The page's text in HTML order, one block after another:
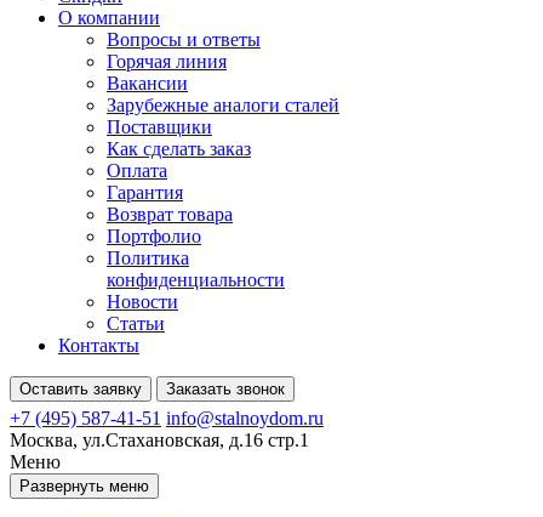
О компании
Вопросы и ответы
Горячая линия
Вакансии
Зарубежные аналоги сталей
Поставщики
Как сделать заказ
Оплата
Гарантия
Возврат товара
Портфолио
Политика
конфиденциальности
Новости
Статьи
Контакты
Оставить заявку Заказать звонок
+7 (495) 587-41-51 info@stalnoydom.ru
Москва, ул.Стахановская, д.16 стр.1
Меню
Развернуть меню